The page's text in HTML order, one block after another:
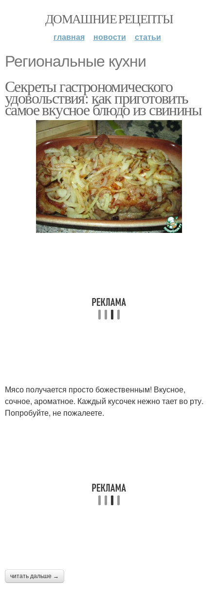
ДОМАШНИЕ РЕЦЕПТЫ
главная новости статьи
Региональные кухни
Секреты гастрономического
удовольствия: как приготовить
самое вкусное блюдо из свинины
Мясо получается просто божественным! Вкусное,
сочное, ароматное. Каждый кусочек нежно тает во рту.
Попробуйте, не пожалеете.
читать дальше →